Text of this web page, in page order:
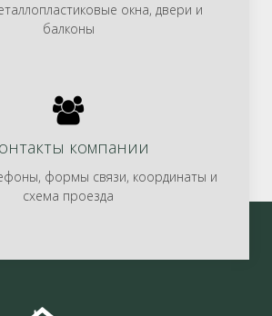
окна, двери и
балконы
компании
формы связи, координаты и
схема проезда